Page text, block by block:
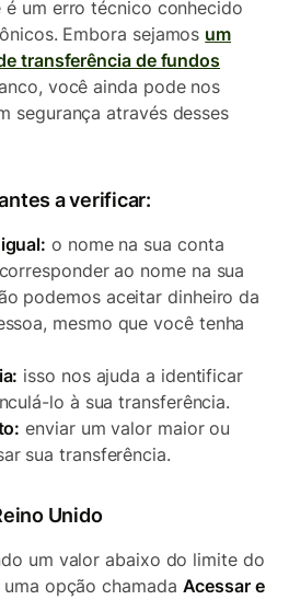
é um erro técnico conhecido
Embora sejamos um
transferência de fundos
você ainda pode nos
segurança através desses
a verificar:
o nome na sua conta
ao nome na sua
podemos aceitar dinheiro da
mesmo que você tenha
isso nos ajuda a identificar
lo à sua transferência.
enviar um valor maior ou
sua transferência.
Unido
um valor abaixo do limite do
opção chamada Acessar e